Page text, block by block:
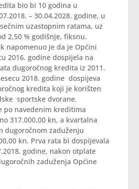
bio bi 10 godina u
– 30.04.2028. godine, u
uzastopnim ratama, uz
2,50 % godišnje, fiksnu.
napomenuo je da je Općini
2016. godine dospijela na
dugoročnog kredita iz 2011.
2018. godine dospijeva
kredita koji je korišten
sportske dvorane.
po navedenim kreditima
317.000,00 kn, a kvartalna
dugoročnom zaduženju
kn. Prva rata bi dospijevala
godine, nakon otplate
zaduženja Općine